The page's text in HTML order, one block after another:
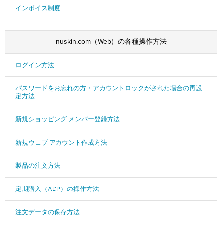
インボイス制度
nuskin.com（Web）の各種操作方法
ログイン方法
パスワードをお忘れの方・アカウントロックがされた場合の再設
定方法
新規ショッピング メンバー登録方法
新規ウェブ アカウント作成方法
製品の注文方法
定期購入（ADP）の操作方法
注文データの保存方法